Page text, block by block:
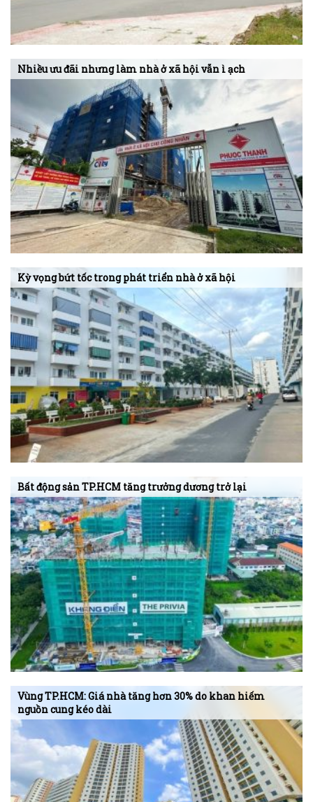
Nhiều ưu đãi nhưng làm nhà ở xã hội vẫn ì ạch
Kỳ vọng bứt tốc trong phát triển nhà ở xã hội
Bất động sản TP.HCM tăng trưởng dương trở lại
Vùng TP.HCM: Giá nhà tăng hơn 30% do khan hiếm
nguồn cung kéo dài